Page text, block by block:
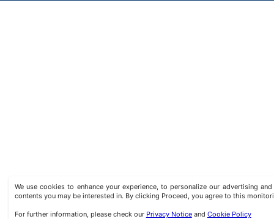
We use cookies to enhance your experience, to personalize our advertising
contents you may be interested in. By clicking Proceed, you agree to this
For further information, please check our Privacy Noticeand Cookie Policy